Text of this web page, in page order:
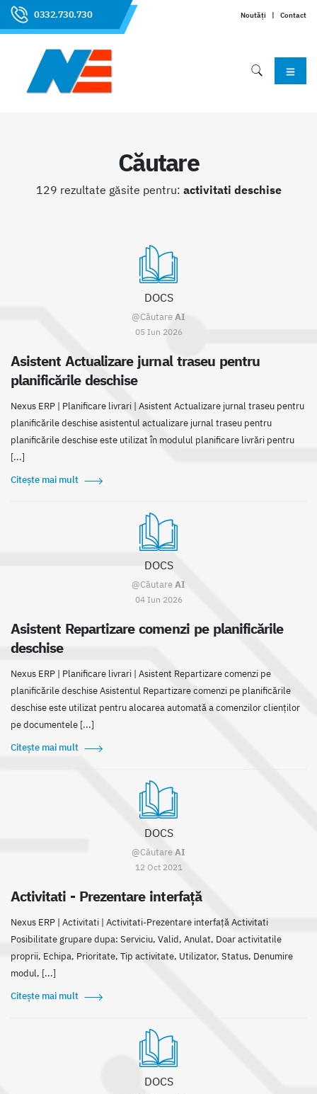
0332.730.730 Noutăți | Contact
Căutare
129 rezultate găsite pentru: activitati deschise
DOCS
@CăutareAI
05 Iun 2026
Asistent Actualizare jurnal traseu pentru
planificările deschise
Nexus ERP | Planificare livrari | Asistent Actualizare jurnal traseu pentru
planificările deschise asistentul actualizare jurnal traseu pentru
planificările deschise este utilizat în modulul planificare livrări pentru
[...]
Citește mai mult
DOCS
@CăutareAI
04 Iun 2026
Asistent Repartizare comenzi pe planificările
deschise
Nexus ERP | Planificare livrari | Asistent Repartizare comenzi pe
planificările deschise Asistentul Repartizare comenzi pe planificările
deschise este utilizat pentru alocarea automată a comenzilor clienților
pe documentele [...]
Citește mai mult
DOCS
@CăutareAI
12 Oct 2021
Activitati - Prezentare interfață
Nexus ERP | Activitati | Activitati-Prezentare interfață Activitati
Posibilitate grupare dupa: Serviciu, Valid, Anulat, Doar activitatile
proprii, Echipa, Prioritate, Tip activitate, Utilizator, Status, Denumire
modul, [...]
Citește mai mult
DOCS